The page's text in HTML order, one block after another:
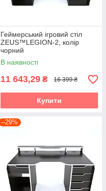
Геймерський ігровий стіл
ZEUS™LEGION-2, колір
чорний
В наявності
11 643,29 ₴ 16 399 ₴
Купити
–29%